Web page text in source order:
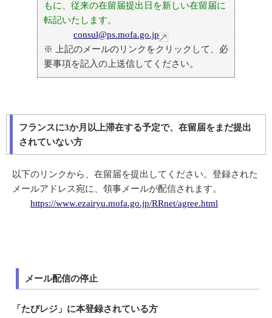
もに、従来の在留届提出日を新しい在留届に
転記いたします。
consul@ps.mofa.go.jp
※ 上記のメールのリンクをクリックして、必
要事項を記入の上送信してください。
フランスに3か月以上滞在する予定で、在留届をまだ提出
されていない方
以下のリンクから、在留届を提出してください。登録された
メールアドレス宛に、領事メールが配信されます。
https://www.ezairyu.mofa.go.jp/RRnet/agree.html
メール配信の停止
「たびレジ」に本登録されている方